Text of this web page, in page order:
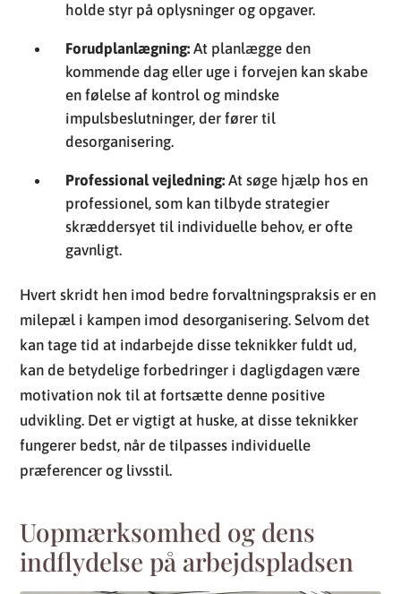
holde styr på oplysninger og opgaver.
Forudplanlægning: At planlægge den
kommende dag eller uge i forvejen kan skabe
en følelse af kontrol og mindske
impulsbeslutninger, der fører til
desorganisering.
Professional vejledning: At søge hjælp hos en
professionel, som kan tilbyde strategier
skræddersyet til individuelle behov, er ofte
gavnligt.
Hvert skridt hen imod bedre forvaltningspraksis er en
milepæl i kampen imod desorganisering. Selvom det
kan tage tid at indarbejde disse teknikker fuldt ud,
kan de betydelige forbedringer i dagligdagen være
motivation nok til at fortsætte denne positive
udvikling. Det er vigtigt at huske, at disse teknikker
fungerer bedst, når de tilpasses individuelle
præferencer og livsstil.
Uopmærksomhed og dens
indflydelse på arbejdspladsen